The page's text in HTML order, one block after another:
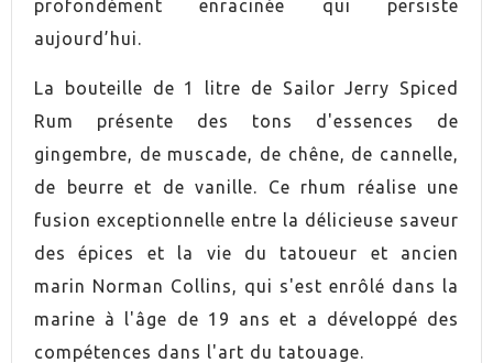
profondément enracinée qui persiste
aujourd’hui.
La bouteille de 1 litre de Sailor Jerry Spiced
Rum présente des tons d'essences de
gingembre, de muscade, de chêne, de cannelle,
de beurre et de vanille. Ce rhum réalise une
fusion exceptionnelle entre la délicieuse saveur
des épices et la vie du tatoueur et ancien
marin Norman Collins, qui s'est enrôlé dans la
marine à l'âge de 19 ans et a développé des
compétences dans l'art du tatouage.